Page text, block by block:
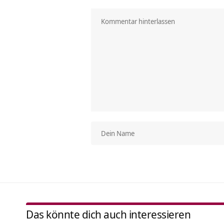
Das könnte dich auch interessieren